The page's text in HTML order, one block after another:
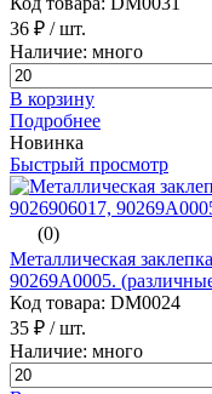
36 ₽ / шт.
Наличие: много
В корзину
Подробнее
Новинка
Быстрый просмотр
(0)
Металлическая
90269A0005.
Код товара: DM0024
35 ₽ / шт.
Наличие: много